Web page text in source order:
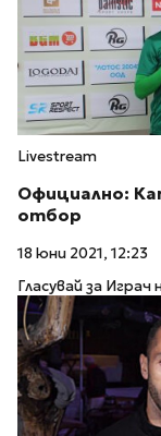
Livestream
Официално:
отбор
18 юни 2021, 12:23
Гласувай за